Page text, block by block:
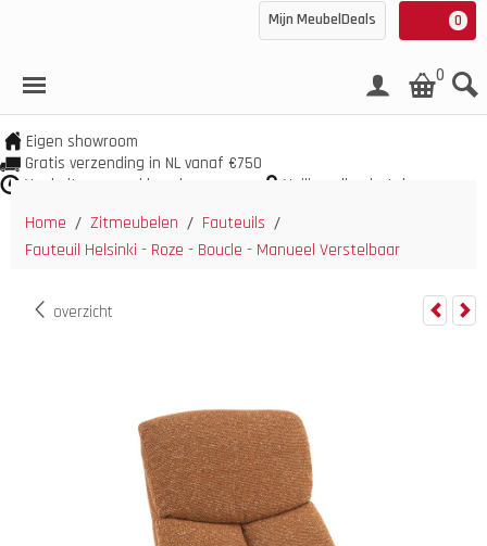
0
Mijn MeubelDeals
0
Eigen showroom
Gratis verzending in NL vanaf €750
Veel uit voorraad leverbaar
Veilig online betalen
Home / Zitmeubelen / Fauteuils /
Fauteuil Helsinki - Roze - Boucle - Manueel Verstelbaar
overzicht